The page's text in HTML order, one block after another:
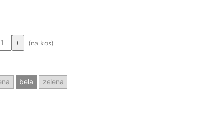
+ (na kos)
bela zelena